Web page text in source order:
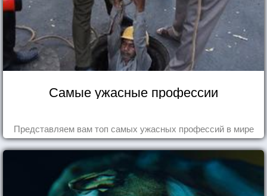
Самые ужасные профессии
Представляем вам топ самых ужасных профессий в мире